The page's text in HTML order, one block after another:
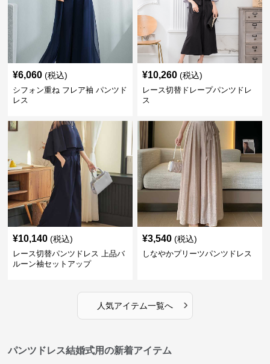
¥6,060 (税込)
シフォン重ね フレア袖 パンツド
レス
¥10,260 (税込)
レース切替ドレープパンツドレ
ス
¥10,140 (税込)
レース切替パンツドレス 上品バ
ルーン袖セットアップ
¥3,540 (税込)
しなやかプリーツパンツドレス
人気アイテム一覧へ ›
パンツドレス結婚式用の新着アイテム